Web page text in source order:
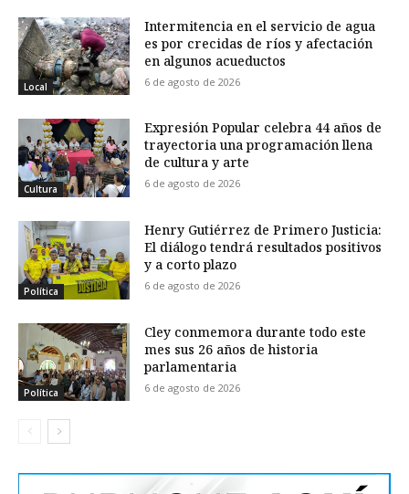
Local
Intermitencia en el servicio de agua
es por crecidas de ríos y afectación
en algunos acueductos
6 de agosto de 2026
Cultura
Expresión Popular celebra 44 años de
trayectoria una programación llena
de cultura y arte
6 de agosto de 2026
Política
Henry Gutiérrez de Primero Justicia:
El diálogo tendrá resultados positivos
y a corto plazo
6 de agosto de 2026
Política
Cley conmemora durante todo este
mes sus 26 años de historia
parlamentaria
6 de agosto de 2026